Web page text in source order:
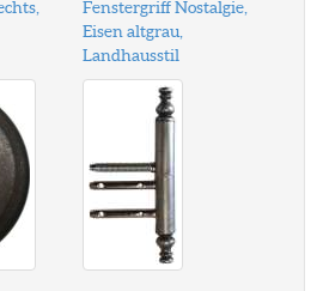
Fenstergriff Nostalgie,
Eisen altgrau,
Landhausstil